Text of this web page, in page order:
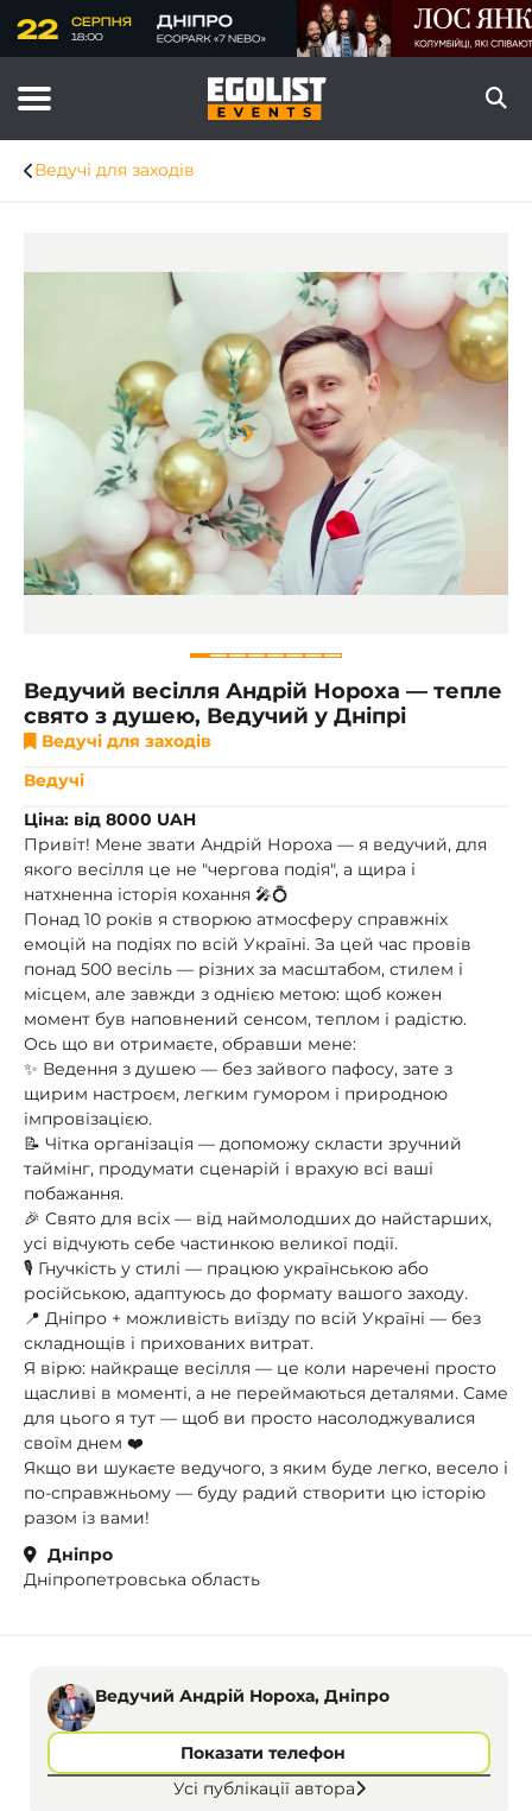
Ведучі для заходів
Item
of
8
Ведучий весілля Андрій Нороха — тепле
свято з душею, Ведучий у Дніпрі
Ведучі для заходів
Ведучі
Ціна: від 8000 UAH
Привіт! Мене звати Андрій Нороха — я ведучий, для
якого весілля це не "чергова подія", а щира і
натхненна історія кохання 🎤💍
Понад 10 років я створюю атмосферу справжніх
емоцій на подіях по всій Україні. За цей час провів
понад 500 весіль — різних за масштабом, стилем і
місцем, але завжди з однією метою: щоб кожен
момент був наповнений сенсом, теплом і радістю.
Ось що ви отримаєте, обравши мене:
✨ Ведення з душею — без зайвого пафосу, зате з
щирим настроєм, легким гумором і природною
імпровізацією.
📝 Чітка організація — допоможу скласти зручний
таймінг, продумати сценарій і врахую всі ваші
побажання.
🎉 Свято для всіх — від наймолодших до найстарших,
усі відчують себе частинкою великої події.
🎙 Гнучкість у стилі — працюю українською або
російською, адаптуюсь до формату вашого заходу.
📍 Дніпро + можливість виїзду по всій Україні — без
складнощів і прихованих витрат.
Я вірю: найкраще весілля — це коли наречені просто
щасливі в моменті, а не переймаються деталями. Саме
для цього я тут — щоб ви просто насолоджувалися
своїм днем ❤️
Якщо ви шукаєте ведучого, з яким буде легко, весело і
по-справжньому — буду радий створити цю історію
разом із вами!
Дніпро
Дніпропетровська область
Ведучий Андрій Нороха, Дніпро
Показати телефон
Усі публікації автора